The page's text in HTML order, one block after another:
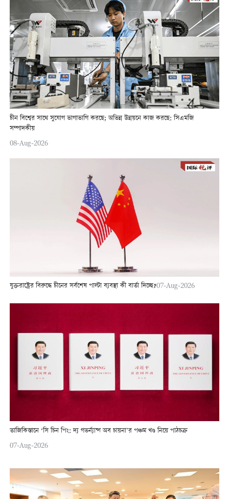
চীন বিশ্বের সাথে সুযোগ ভাগাভাগি করছে; অভিন্ন উন্নয়নে কাজ করছে: সিএমজি
সম্পাদকীয়
08-Aug-2026
যুক্তরাষ্ট্রের বিরুদ্ধে চীনের সর্বশেষ পাল্টা ব্যবস্থা কী বার্তা দিচ্ছে?07-Aug-2026
তাজিকিস্তানে ‘সি চিন পিং: দ্য গভর্ন্যান্স অব চায়না’র পঞ্চম খণ্ড নিয়ে পাঠচক্র
07-Aug-2026